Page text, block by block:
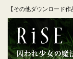
【その他ダウンロード作